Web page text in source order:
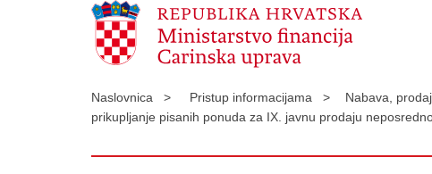
Naslovnica > Pristup informacijama > Nabava,
prikupljanje pisanih ponuda za IX. javnu prodaju